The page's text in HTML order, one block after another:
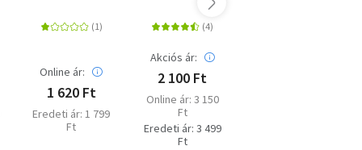
Online ár:
1 620 Ft
Eredeti ár: 1 799
Ft
Akciós ár:
2 100 Ft
Online ár: 3 150
Ft
Eredeti ár: 3 499
Ft